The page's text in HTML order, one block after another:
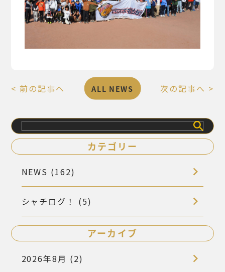
< 前の記事へ 次の記事へ >
ALL NEWS
検
索
カテゴリー
NEWS (162)
シャチログ！ (5)
アーカイブ
2026年8月 (2)